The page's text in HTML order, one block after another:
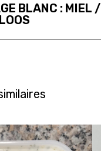
BLANC : MIEL /